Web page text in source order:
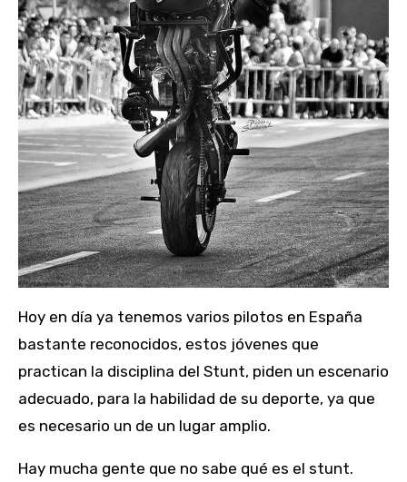
Hoy en día ya tenemos varios pilotos en España
bastante reconocidos, estos jóvenes que
practican la disciplina del Stunt, piden un escenario
adecuado, para la habilidad de su deporte, ya que
es necesario un de un lugar amplio.
Hay mucha gente que no sabe qué es el stunt.